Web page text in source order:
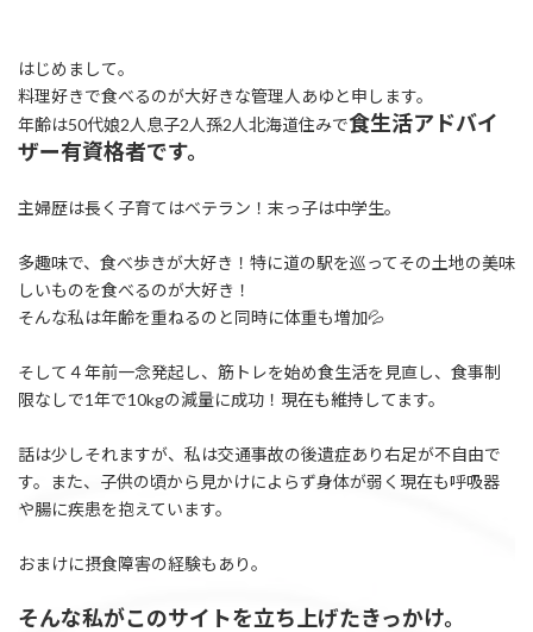
はじめまして。
料理好きで食べるのが大好きな管理人あゆと申します。
年齢は50代娘2人息子2人孫2人北海道住みで食生活アドバイ
ザー有資格者です。
主婦歴は長く子育てはベテラン！末っ子は中学生。
多趣味で、食べ歩きが大好き！特に道の駅を巡ってその土地の美味
しいものを食べるのが大好き！
そんな私は年齢を重ねるのと同時に体重も増加💦
そして４年前一念発起し、筋トレを始め食生活を見直し、食事制
限なしで1年で10kgの減量に成功！現在も維持してます。
話は少しそれますが、私は交通事故の後遺症あり右足が不自由で
す。また、子供の頃から見かけによらず身体が弱く現在も呼吸器
や腸に疾患を抱えています。
おまけに摂食障害の経験もあり。
そんな私がこのサイトを立ち上げたきっかけ。